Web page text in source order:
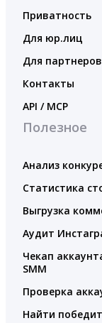
Приватность
Для юр.лиц
Для партнеров
Контакты
API / MCP
Полезное
Анализ
Статистика
Выгрузка
Аудит
Чекап
SMM
Проверка
Найти